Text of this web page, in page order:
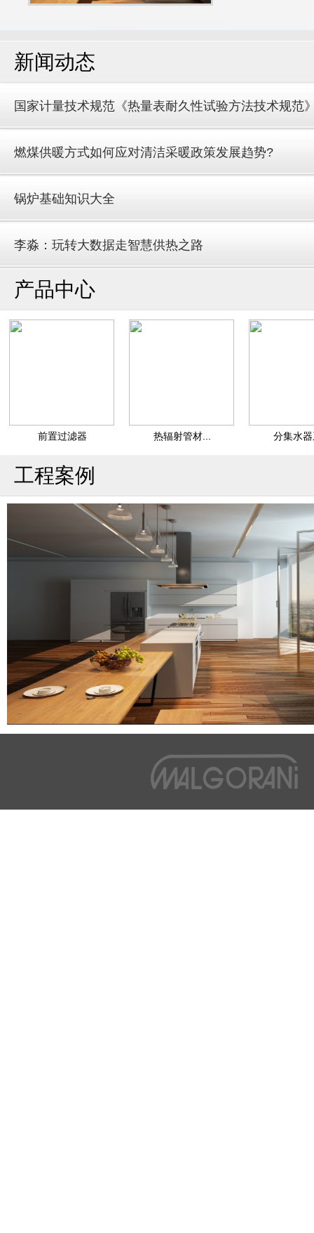
新闻动态
国家计量技术规范《热量表耐久性试验方法技术规范
燃煤供暖方式如何应对清洁采暖政策发展趋势?
锅炉基础知识大全
李淼：玩转大数据走智慧供热之路
产品中心
前置过滤器 热辐射管材... 分集水器
工程案例